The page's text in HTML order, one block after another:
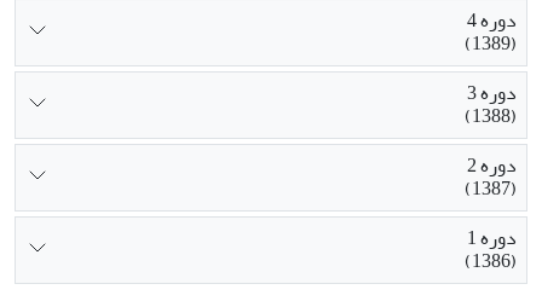
دوره 4
(1389)
دوره 3
(1388)
دوره 2
(1387)
دوره 1
(1386)